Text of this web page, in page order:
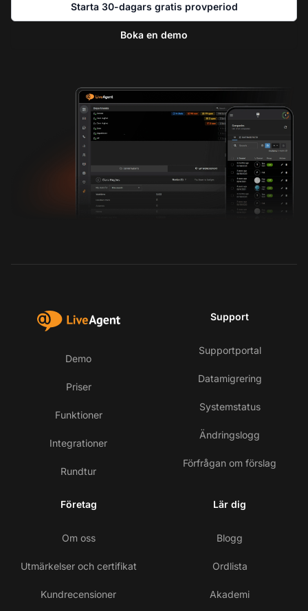
Starta 30-dagars gratis provperiod
Boka en demo
Demo
Priser
Funktioner
Integrationer
Rundtur
Support
Supportportal
Datamigrering
Systemstatus
Ändringslogg
Förfrågan om förslag
Företag
Om oss
Utmärkelser och certifikat
Kundrecensioner
Lär dig
Blogg
Ordlista
Akademi